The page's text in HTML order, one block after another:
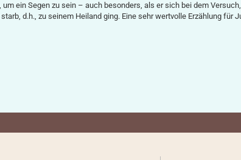
ein Segen zu sein – auch besonders, als er sich bei dem
d.h., zu seinem Heiland ging. Eine sehr wertvolle Erzählung für